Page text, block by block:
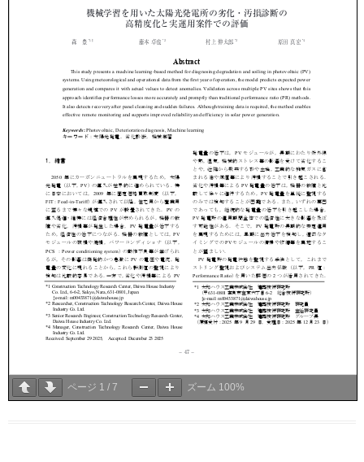
ページ 1 / 7 ズーム 100%